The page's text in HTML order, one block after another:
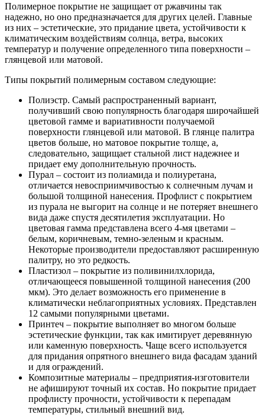
Полимерное покрытие не защищает от ржавчины так
надежно, но оно предназначается для других целей. Главные
из них – эстетические, это придание цвета, устойчивости к
климатическим воздействиям солнца, ветра, высоких
температур и получение определенного типа поверхности –
глянцевой или матовой.
Типы покрытий полимерным составом следующие:
Полиэстр. Самый распространенный вариант,
получивший свою популярность благодаря широчайшей
цветовой гамме и вариативности получаемой
поверхности глянцевой или матовой. В глянце палитра
цветов больше, но матовое покрытие толще, а,
следовательно, защищает стальной лист надежнее и
придает ему дополнительную прочность.
Пурал – состоит из полиамида и полиуретана,
отличается невосприимчивостью к солнечным лучам и
большой толщиной нанесения. Профлист с покрытием
из пурала не выгорит на солнце и не потеряет внешнего
вида даже спустя десятилетия эксплуатации. Но
цветовая гамма представлена всего 4-мя цветами –
белым, коричневым, темно-зеленым и красным.
Некоторые производители предоставляют расширенную
палитру, но это редкость.
Пластизол – покрытие из поливинилхлорида,
отличающееся повышенной толщиной нанесения (200
мкм). Это делает возможность его применение в
климатически неблагоприятных условиях. Представлен
12 самыми популярными цветами.
Принтеч – покрытие выполняет во многом больше
эстетические функции, так как имитирует деревянную
или каменную поверхность. Чаще всего используется
для придания опрятного внешнего вида фасадам зданий
и для ограждений.
Композитные материалы – предприятия-изготовители
не афишируют точный их состав. Но покрытие придает
профлисту прочности, устойчивости к перепадам
температуры, стильный внешний вид.